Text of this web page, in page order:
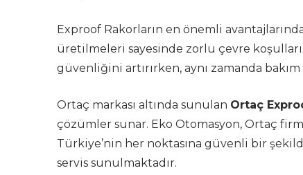
Exproof Rakorların en önemli
üretilmeleri sayesinde zorlu çevre
güvenliğini artırırken, aynı zamanda
Ortaç markası altında sunulan Ortaç
çözümler sunar. Eko Otomasyon, Ortaç
Türkiye’nin her noktasına güvenli bir
servis sunulmaktadır.